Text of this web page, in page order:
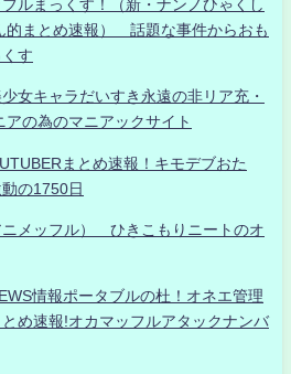
ルまっくす！（新・ナンノひゃくし
的まとめ速報） 話題な事件からおも
す
女キャラだいすき永遠の非リア充・
の為のマニアックサイト
まとめ速報！キモデブおた
の1750日
ニメッフル） ひきこもりニートのオ
情報ポータブルの杜！オネエ管理
め速報!オカマッフルアタックナンバ